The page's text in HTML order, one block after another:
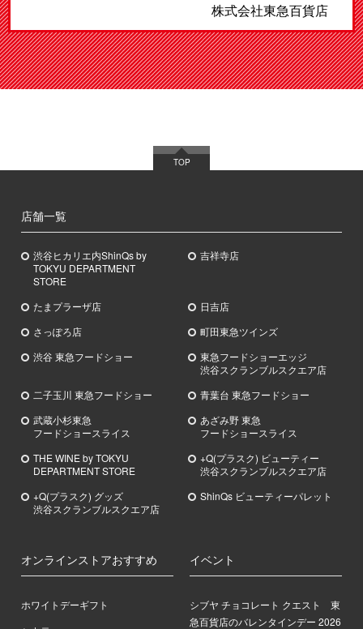
株式会社東急百貨店
TOP
店舗一覧
渋谷ヒカリエ内ShinQs by
TOKYU DEPARTMENT
STORE
吉祥寺店
たまプラーザ店
日吉店
さっぽろ店
町田東急ツインズ
渋谷 東急フードショー
東急フードショーエッジ
渋谷スクランブルスクエア店
二子玉川 東急フードショー
青葉台 東急フードショー
武蔵小杉東急
フードショースライス
あざみ野 東急
フードショースライス
THE WINE by TOKYU
DEPARTMENT STORE
+Q(プラスク) ビューティー
渋谷スクランブルスクエア店
+Q(プラスク) グッズ
渋谷スクランブルスクエア店
ShinQs ビューティーパレット
オンラインストアおすすめ
ホワイトデーギフト
イベント
シブヤ チョコレート クエスト 東
急百貨店のバレンタインデー 2026